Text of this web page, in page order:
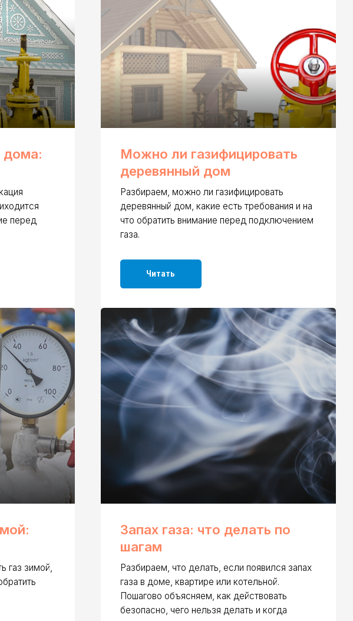
Можно ли газифицировать
деревянный дом
Разбираем, можно ли газифицировать
деревянный дом, какие есть требования и на
что обратить внимание перед подключением
газа.
Запах газа: что делать по
шагам
Разбираем, что делать, если появился запах
газа в доме, квартире или котельной.
Пошагово объясняем, как действовать
безопасно, чего нельзя делать и когда
вызывать специалистов.